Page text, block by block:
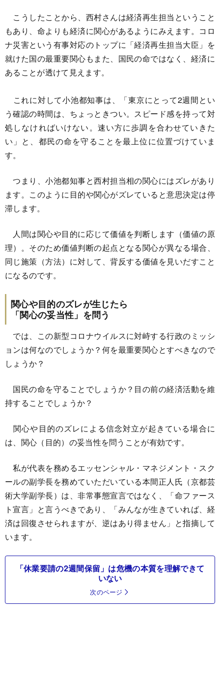
こうしたことから、西村さんは経済再生担当ということ
もあり、命よりも経済に関心があるようにみえます。コロ
ナ災害という有事対応のトップに「経済再生担当大臣」を
就けた国の最重要関心もまた、国民の命ではなく、経済に
あることが透けて見えます。
これに対して小池都知事は、「東京にとって2週間とい
う確認の時間は、ちょっときつい。スピード感を持って対
処しなければいけない。速い方に歩調を合わせていきた
い」と、都民の命を守ることを最上位に位置づけていま
す。
つまり、小池都知事と西村担当相の関心にはズレがあり
ます。このように目的や関心がズレていると意思決定は停
滞します。
人間は関心や目的に応じて価値を判断します（価値の原
理）。そのため価値判断の起点となる関心が異なる場合、
同じ施策（方法）に対して、背反する価値を見いだすこと
になるのです。
関心や目的のズレが生じたら
「関心の妥当性」を問う
では、この新型コロナウイルスに対峙する行政のミッシ
ョンは何なのでしょうか？何を最重要関心とすべきなので
しょうか？
国民の命を守ることでしょうか？目の前の経済活動を維
持することでしょうか？
関心や目的のズレによる信念対立が起きている場合に
は、関心（目的）の妥当性を問うことが有効です。
私が代表を務めるエッセンシャル・マネジメント・スク
ールの副学長を務めていただいている本間正人氏（京都芸
術大学副学長）は、非常事態宣言ではなく、「命ファース
ト宣言」と言うべきであり、「みんなが生きていれば、経
済は回復させられますが、逆はあり得ません」と指摘して
います。
「休業要請の2週間保留」は危機の本質を理解できて
いない
次のページ